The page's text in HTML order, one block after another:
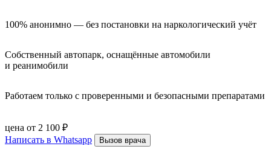
100% анонимно — без постановки на наркологический учёт
Собственный автопарк, оснащённые автомобили
и реанимобили
Работаем только с проверенными и безопасными препаратами
цена от 2 100 ₽
Написать в Whatsapp
Вызов врача